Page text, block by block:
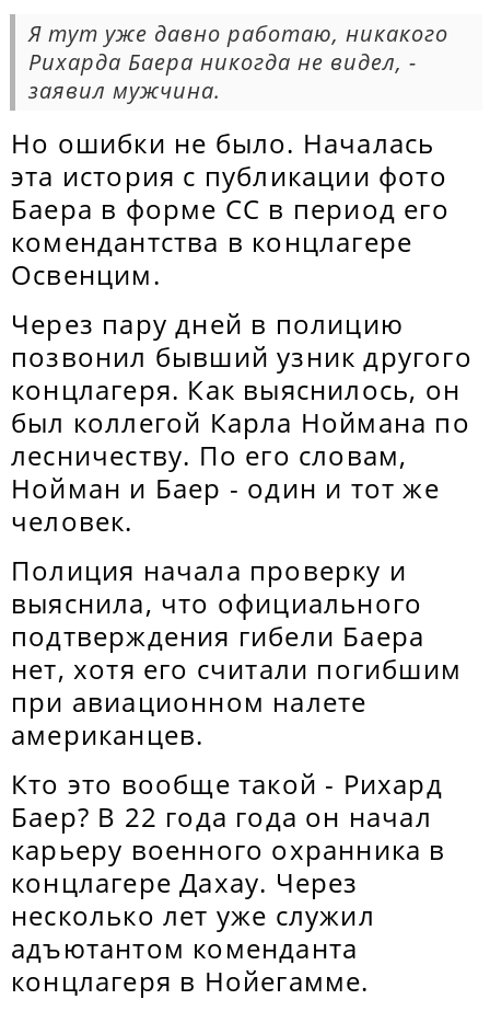
Я тут уже давно работаю, никакого
Рихарда Баера никогда не видел, -
заявил мужчина.
Но ошибки не было. Началась
эта история с публикации фото
Баера в форме СС в период его
комендантства в концлагере
Освенцим.
Через пару дней в полицию
позвонил бывший узник другого
концлагеря. Как выяснилось, он
был коллегой Карла Ноймана по
лесничеству. По его словам,
Нойман и Баер - один и тот же
человек.
Полиция начала проверку и
выяснила, что официального
подтверждения гибели Баера
нет, хотя его считали погибшим
при авиационном налете
американцев.
Кто это вообще такой - Рихард
Баер? В 22 года года он начал
карьеру военного охранника в
концлагере Дахау. Через
несколько лет уже служил
адъютантом коменданта
концлагеря в Нойегамме.